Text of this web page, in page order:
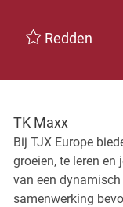
Redden
TK Maxx
Bij TJX Europe
groeien, te leren
van een
samenwerking